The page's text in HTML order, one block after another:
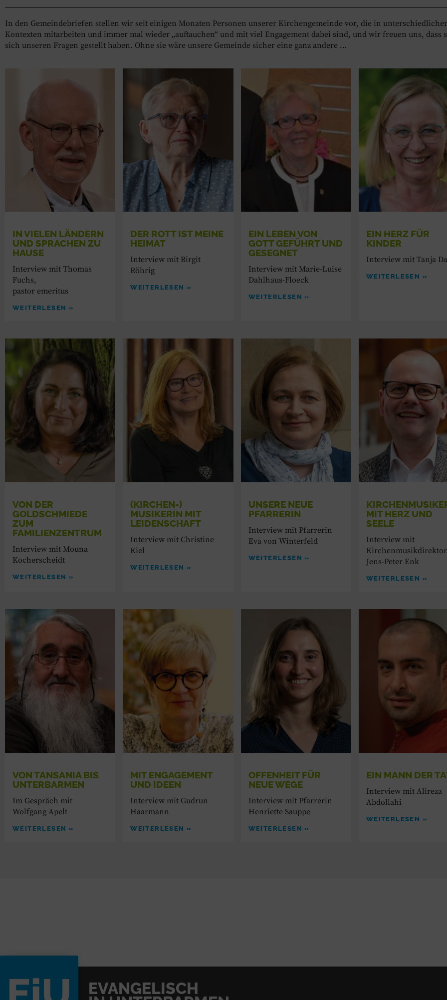
In den Gemeindebriefen stellen wir seit einigen Monaten Personen unserer Kirchengemeinde vor, die in
Kontexten mitarbeiten und immer mal wieder „auftauchen“ und mit viel Engagement dabei sind, und wir freuen uns, dass
sich unseren Fragen gestellt haben. Ohne sie wäre unsere Gemeinde sicher eine ganz andere …
IN VIELEN ­LÄNDERN
UND SPRACHEN ZU
HAUSE
Interview mit Thomas
Fuchs,
pastor emeritus
WEITERLESEN »
DER ROTT IST MEINE
HEIMAT
Interview mit Birgit
Röhrig
WEITERLESEN »
EIN LEBEN VON
GOTT ­GEFÜHRT UND
GESEGNET
Interview mit Marie-Luise
Dahlhaus-Floeck
WEITERLESEN »
EIN HERZ FÜR
KINDER
Interview mit Tanja
WEITERLESEN »
VON DER
GOLDSCHMIEDE
ZUM
FAMILIENZENTRUM
Interview mit Mouna
Kocherscheidt
WEITERLESEN »
(KIRCHEN-)
MUSIKERIN MIT
LEIDENSCHAFT
Interview mit Christine
Kiel
WEITERLESEN »
UNSERE NEUE
PFARRERIN
Interview mit Pfarrerin
Eva von Winterfeld
WEITERLESEN »
MIT HERZ UND
SEELE
Interview mit
Kirchenmusikdirektor
Jens-Peter Enk
WEITERLESEN »
VON TANSANIA BIS
UNTERBARMEN
Im Gespräch mit
Wolfgang Apelt
WEITERLESEN »
MIT ENGAGEMENT
UND IDEEN
Interview mit Gudrun
Haarmann
WEITERLESEN »
OFFENHEIT FÜR
NEUE WEGE
Interview mit Pfarrerin
Henriette Sauppe
WEITERLESEN »
EIN MANN DER
Interview mit Alireza
Abdollahi
WEITERLESEN »
EVANGELISCH